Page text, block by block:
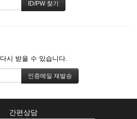
시 받을 수 있습니다.
간편상담